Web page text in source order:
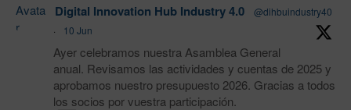
Avata
r
Digital Innovation Hub Industry 4.0
@dihbuindustry40
·
10 Jun
Ayer celebramos nuestra Asamblea General
anual. Revisamos las actividades y cuentas de 2025 y
aprobamos nuestro presupuesto 2026. Gracias a todos
los socios por vuestra participación.